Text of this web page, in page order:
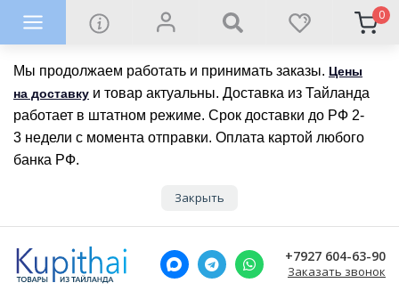
Мы продолжаем работать и принимать заказы. Цены
на доставку и товар актуальны. Доставка из Тайланда
работает в штатном режиме. Срок доставки до РФ 2-
3 недели с момента отправки. Оплата картой любого
банка РФ.
Закрыть
0
+7927 604-63-90
Заказать звонок